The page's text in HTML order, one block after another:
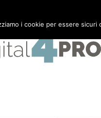
i cookie per essere